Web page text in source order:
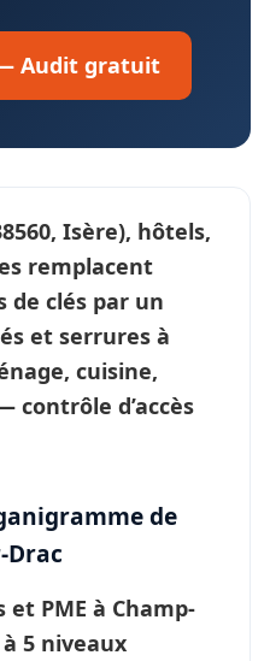
— Audit gratuit
Isère), hôtels,
remplacent
de clés par un
et serrures à
cuisine,
contrôle d’accès
de
Drac
et PME à Champ-
5 niveaux